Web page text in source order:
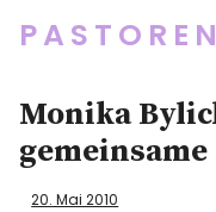
Startseite
Über
Monika
20. Mai 2010